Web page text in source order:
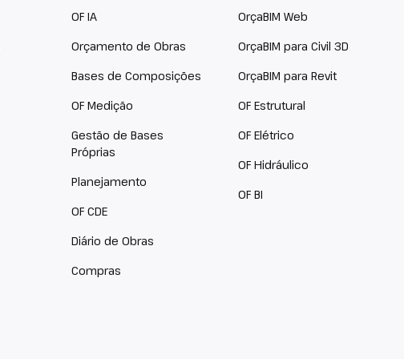
OF IA
Orçamento de Obras
Bases de Composições
OF Medição
Gestão de Bases
Próprias
Planejamento
OF CDE
Diário de Obras
Compras
OrçaBIM Web
OrçaBIM para Civil 3D
OrçaBIM para Revit
OF Estrutural
OF Elétrico
OF Hidráulico
OF BI